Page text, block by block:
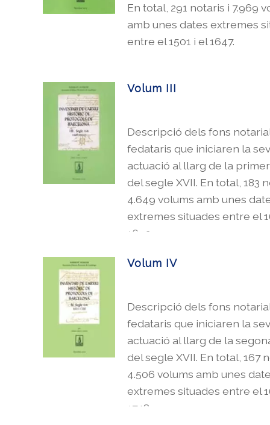
En total, 291 notaris i 7.969
amb unes dates extremes
entre el 1501 i el 1647.
Volum III
Descripció dels fons
fedataris que iniciaren la
actuació al llarg de la
del segle XVII. En total, 183
4.649 volums amb unes
extremes situades entre el
1692.
Volum IV
Descripció dels fons
fedataris que iniciaren la
actuació al llarg de la
del segle XVII. En total, 167
4.506 volums amb unes
extremes situades entre el
1748.